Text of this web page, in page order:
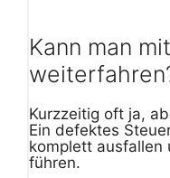
Kann man
Kurzzeitig oft ja,
Ein defektes
komplett ausfallen
führen.